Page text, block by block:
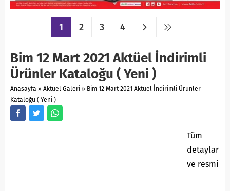
1 2 3 4
Bim 12 Mart 2021 Aktüel İndirimli
Ürünler Kataloğu ( Yeni )
Anasayfa » Aktüel Galeri » Bim 12 Mart 2021 Aktüel İndirimli Ürünler
Kataloğu ( Yeni )
Tüm
detaylar
ve resmi